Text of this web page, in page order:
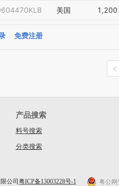
美国 1,200
免费注册
产品搜索
料号搜索
分类搜索
公司 粤ICP备13003228号-1 粤公网